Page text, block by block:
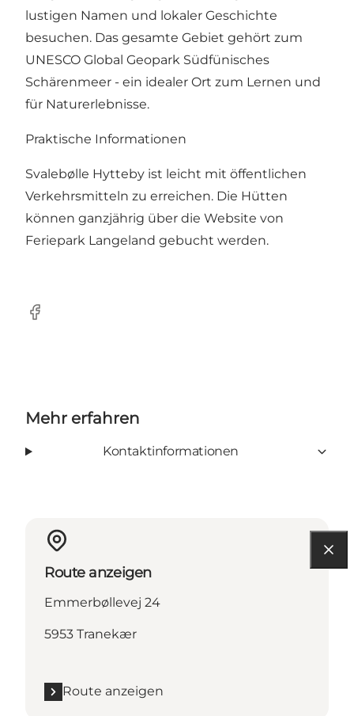
lustigen Namen und lokaler Geschichte
besuchen. Das gesamte Gebiet gehört zum
UNESCO Global Geopark Südfünisches
Schärenmeer - ein idealer Ort zum Lernen und
für Naturerlebnisse.
Praktische Informationen
Svalebølle Hytteby ist leicht mit öffentlichen
Verkehrsmitteln zu erreichen. Die Hütten
können ganzjährig über die Website von
Feriepark Langeland gebucht werden.
Facebook
Mehr erfahren
Kontaktinformationen
Route anzeigen
Emmerbøllevej 24
5953 Tranekær
Route anzeigen